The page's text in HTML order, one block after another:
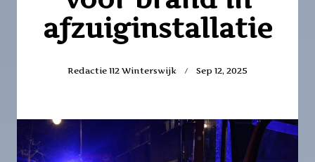
afzuiginstallatie
Redactie 112 Winterswijk Sep 12, 2025